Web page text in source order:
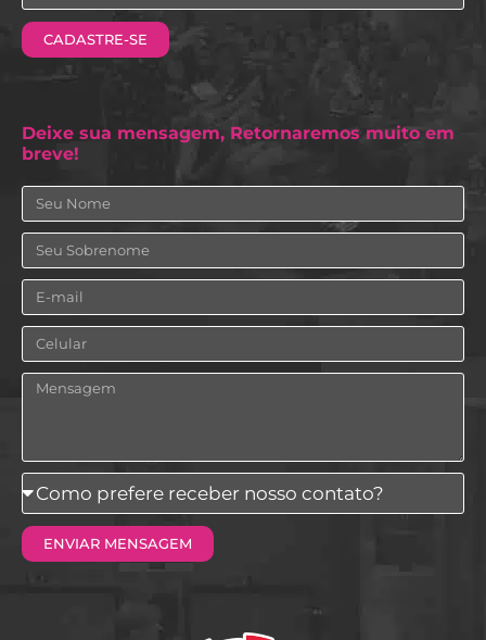
CADASTRE-SE
Deixe sua mensagem, Retornaremos muito em
breve!
Nome
Sobrenome
Email
Celular
Mensagem
Como
prefere
receber
ENVIAR MENSAGEM